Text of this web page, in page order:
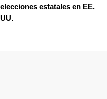
elecciones estatales en EE.
UU.